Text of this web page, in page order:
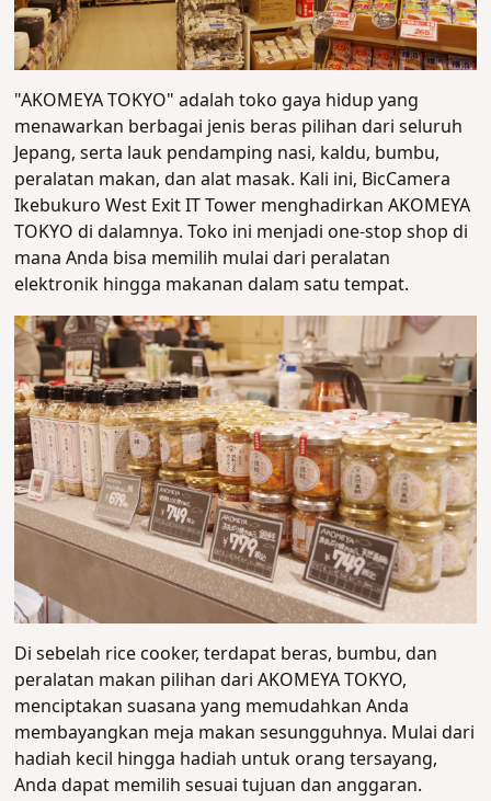
"AKOMEYA TOKYO" adalah toko gaya hidup yang
menawarkan berbagai jenis beras pilihan dari seluruh
Jepang, serta lauk pendamping nasi, kaldu, bumbu,
peralatan makan, dan alat masak. Kali ini, BicCamera
Ikebukuro West Exit IT Tower menghadirkan AKOMEYA
TOKYO di dalamnya. Toko ini menjadi one-stop shop di
mana Anda bisa memilih mulai dari peralatan
elektronik hingga makanan dalam satu tempat.
Di sebelah rice cooker, terdapat beras, bumbu, dan
peralatan makan pilihan dari AKOMEYA TOKYO,
menciptakan suasana yang memudahkan Anda
membayangkan meja makan sesungguhnya. Mulai dari
hadiah kecil hingga hadiah untuk orang tersayang,
Anda dapat memilih sesuai tujuan dan anggaran.